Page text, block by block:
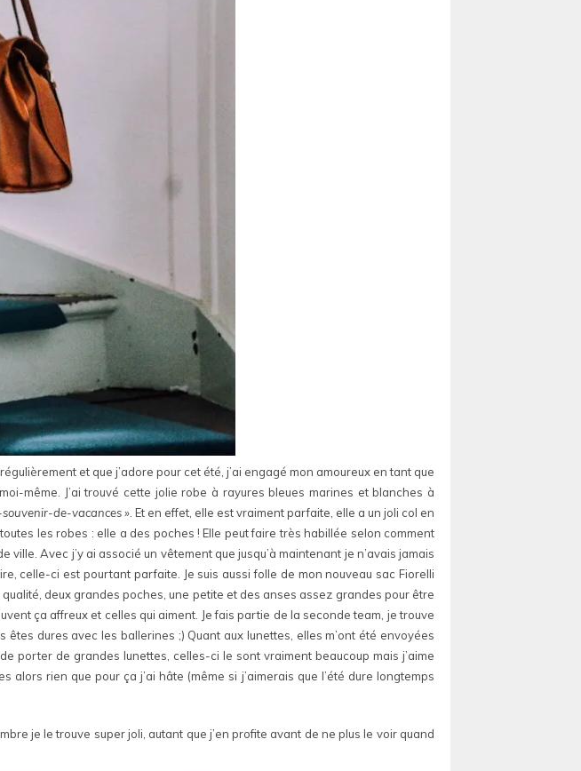
et que j’adore pour cet été, j’ai engagé mon amoureux en tant que
même. J’ai trouvé cette jolie robe à rayures bleues marines et blanches à
de-vacances » . Et en effet, elle est vraiment parfaite, elle a un joli col en
les robes : elle a des poches ! Elle peut faire très habillée selon comment
Avec j’y ai associé un vêtement que jusqu’à maintenant je n’avais jamais
celle-ci est pourtant parfaite. Je suis aussi folle de mon nouveau sac Fiorelli
deux grandes poches, une petite et des anses assez grandes pour être
ça affreux et celles qui aiment. Je fais partie de la seconde team, je trouve
dures avec les ballerines ;) Quant aux lunettes, elles m’ont été envoyées
porter de grandes lunettes, celles-ci le sont vraiment beaucoup mais j’aime
rien que pour ça j’ai hâte (même si j’aimerais que l’été dure longtemps
je le trouve super joli, autant que j’en profite avant de ne plus le voir quand